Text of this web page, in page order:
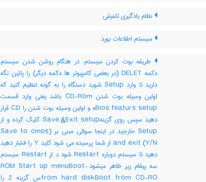
نظام یادگیری تلفیقی
سیستم اطلاعات بورد
طریقه بوت کردن سیستم: در هنگام روشن شدن سیستم
دکمه DELET (در بعضی کامپیوتر ها دکمه دیگر) را پائین نگه
دارید تا وارد Setup شوید دستگاه را به گونه تنظیم کنید که
اولین وسیله بوت شدن CD-Rom باشد یعنی وارد قسمت
Bios featurs setupه و اولین وسیله بوت شدن را CD قرار
دهید سپس روی گزینهSave &Exit setup کلیک کرده و از
Setup خارجید در اینجا سوالی مبنی بر (Save to cmos
and exit (Y/N از شما پرسیده می شود کلید Y را فشار دهید
دهید تا سیستم دوباره Restart شود د از Restart سیستم
سه پیغام زیر ظاهر میشود:-ROM Start up menuBoot
from hard diskBoot from CD-ROس گزینه 2 را